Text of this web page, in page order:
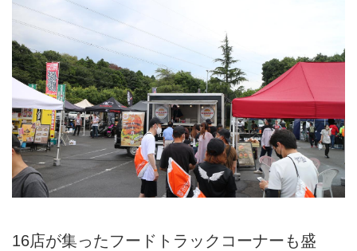
16店が集ったフードトラックコーナーも盛